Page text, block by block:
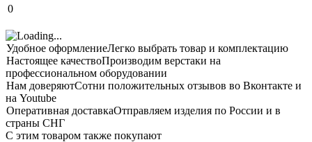
0
Удобное оформлениеЛегко выбрать товар и комплектацию
Настоящее качествоПроизводим верстаки на
профессиональном оборудовании
Нам доверяютСотни положительных отзывов во Вконтакте и
на Youtube
Оперативная доставкаОтправляем изделия по России и в
страны СНГ
С этим товаром также покупают